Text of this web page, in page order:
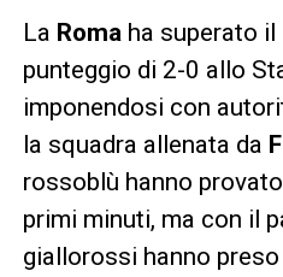
La Roma ha superato il
punteggio di 2-0 allo
imponendosi con
la squadra allenata da
rossoblù hanno
primi minuti, ma con il
giallorossi hanno